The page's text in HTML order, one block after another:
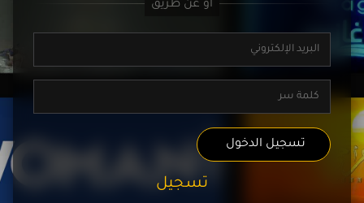
تسجيل الدخول
تسجيل